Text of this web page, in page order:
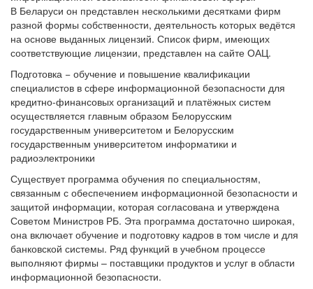
В Беларуси он представлен несколькими десятками фирм
разной формы собственности, деятельность которых ведётся
на основе выданных лицензий. Список фирм, имеющих
соответствующие лицензии, представлен на сайте ОАЦ.
Подготовка − обучение и повышение квалификации
специалистов в сфере информационной безопасности для
кредитно-финансовых организаций и платёжных систем
осуществляется главным образом Белорусским
государственным университетом и Белорусским
государственным университетом информатики и
радиоэлектроники
Существует программа обучения по специальностям,
связанным с обеспечением информационной безопасности и
защитой информации, которая согласована и утверждена
Советом Министров РБ. Эта программа достаточно широкая,
она включает обучение и подготовку кадров в том числе и для
банковской системы. Ряд функций в учебном процессе
выполняют фирмы – поставщики продуктов и услуг в области
информационной безопасности.